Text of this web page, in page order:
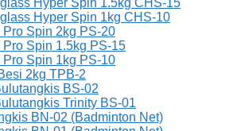
Hyper Spin 1.5kg CHS-15
Hyper Spin 1kg CHS-10
Spin 2kg PS-20
Spin 1.5kg PS-15
Spin 1kg PS-10
2kg TPB-2
BS-02
Trinity BS-01
BN-02 (Badminton Net)